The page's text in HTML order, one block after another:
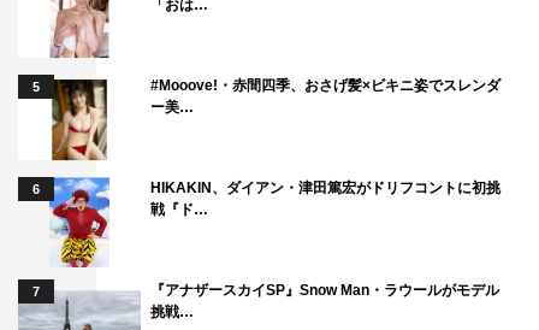
「おは…
5
#Mooove!・赤間四季、おさげ髪×ビキニ姿でスレンダ
ー美…
6
HIKAKIN、ダイアン・津田篤宏がドリフコントに初挑
戦『ド…
7
『アナザースカイSP』Snow Man・ラウールがモデル
挑戦…